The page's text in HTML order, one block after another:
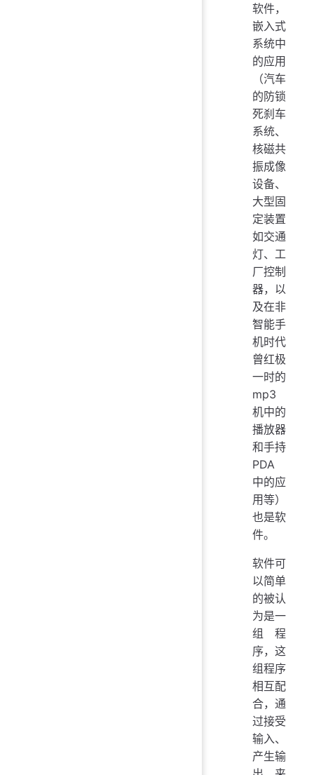
软件，
嵌入式
系统中
的应用
（汽车
的防锁
死刹车
系统、
核磁共
振成像
设备、
大型固
定装置
如交通
灯、工
厂控制
器，以
及在非
智能手
机时代
曾红极
一时的
mp3
机中的
播放器
和手持
PDA
中的应
用等）
也是软
件。
软件可
以简单
的被认
为是一
组程
序，这
组程序
相互配
合，通
过接受
输入、
产生输